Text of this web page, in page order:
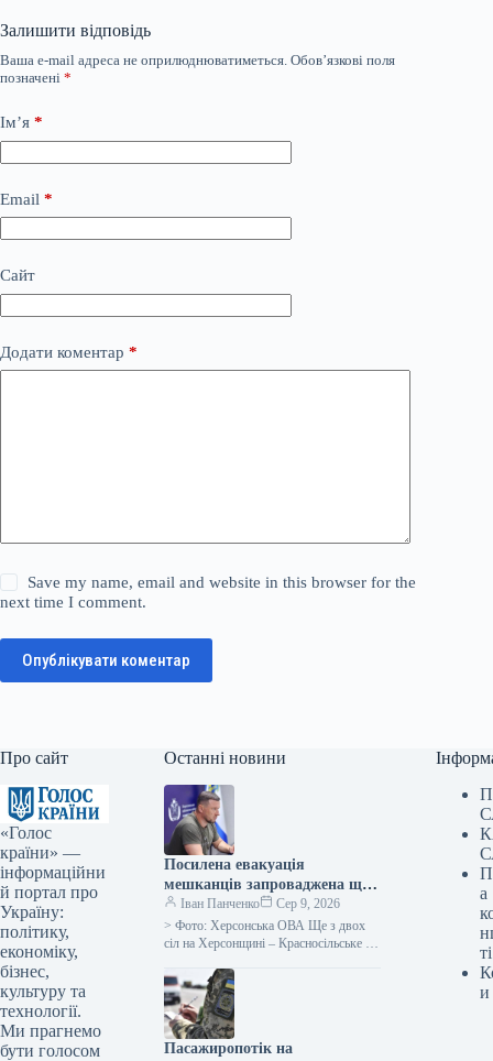
Залишити відповідь
Ваша e-mail адреса не оприлюднюватиметься. Обов’язкові поля
позначені *
Ім’я *
Email *
Сайт
Додати коментар *
Save my name, email and website in this browser for the
next time I comment.
Опублікувати коментар
Про сайт
«Голос
країни» —
інформаційни
й портал про
Україну:
політику,
економіку,
бізнес,
культуру та
технології.
Ми прагнемо
бути голосом
Останні новини
Посилена евакуація
мешканців запроваджена ще
в двох населених пунктах
Бериславщини на
Херсонщині.
Іван Панченко
Сер 9, 2026
> Фото: Херсонська ОВА Ще з двох
сіл на Херсонщині – Красносільське та
оголошено…
Пасажиропотік на
а
ті
и